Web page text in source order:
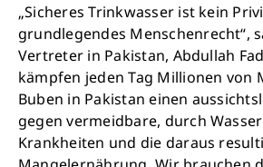
„Sicheres Trinkwasser ist kein
grundlegendes Menschenrecht“,
Vertreter in Pakistan, Abdullah
kämpfen jeden Tag Millionen von
Buben in Pakistan einen
gegen vermeidbare, durch
Krankheiten und die daraus